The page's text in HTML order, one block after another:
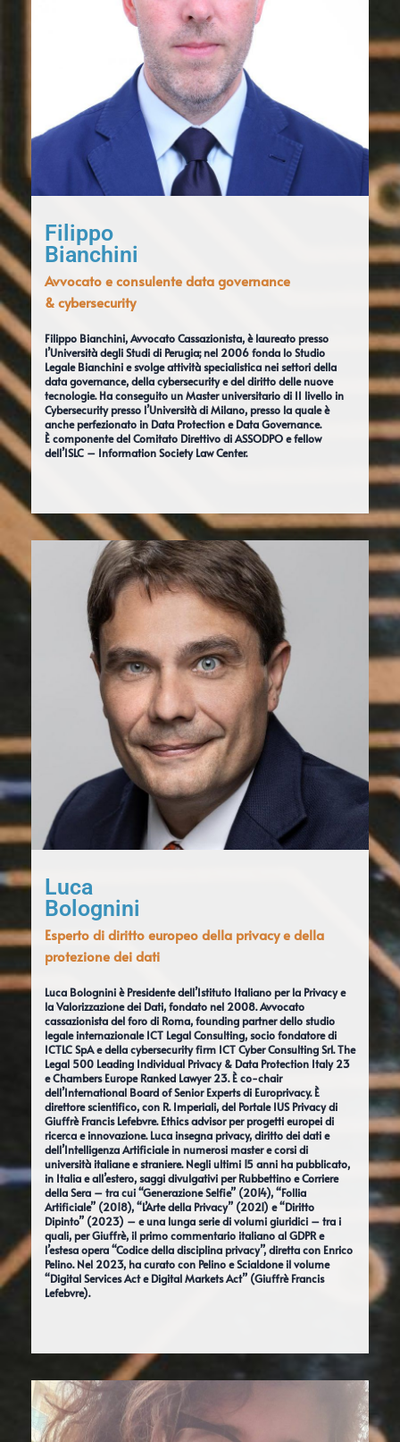
Filippo
Bianchini
Avvocato e consulente data governance
& cybersecurity
Filippo Bianchini, Avvocato Cassazionista, è laureato presso
l’Università degli Studi di Perugia; nel 2006 fonda lo Studio
Legale Bianchini e svolge attività specialistica nei settori della
data governance, della cybersecurity e del diritto delle nuove
tecnologie. Ha conseguito un Master universitario di II livello in
Cybersecurity presso l’Università di Milano, presso la quale è
anche perfezionato in Data Protection e Data Governance.
È componente del Comitato Direttivo di ASSODPO e fellow
dell’ISLC – Information Society Law Center.
Luca
Bolognini
Esperto di diritto europeo della privacy e della
protezione dei dati
Luca Bolognini è Presidente dell’Istituto Italiano per la Privacy e
la Valorizzazione dei Dati, fondato nel 2008. Avvocato
cassazionista del foro di Roma, founding partner dello studio
legale internazionale ICT Legal Consulting, socio fondatore di
ICTLC SpA e della cybersecurity firm ICT Cyber Consulting Srl. The
Legal 500 Leading Individual Privacy & Data Protection Italy 23
e Chambers Europe Ranked Lawyer 23. È co-chair
dell’International Board of Senior Experts di Europrivacy. È
direttore scientifico, con R. Imperiali, del Portale IUS Privacy di
Giuffrè Francis Lefebvre. Ethics advisor per progetti europei di
ricerca e innovazione. Luca insegna privacy, diritto dei dati e
dell’Intelligenza Artificiale in numerosi master e corsi di
università italiane e straniere. Negli ultimi 15 anni ha pubblicato,
in Italia e all’estero, saggi divulgativi per Rubbettino e Corriere
della Sera – tra cui “Generazione Selfie” (2014), “Follia
Artificiale” (2018), “L’Arte della Privacy” (2021) e “Diritto
Dipinto” (2023) – e una lunga serie di volumi giuridici – tra i
quali, per Giuffrè, il primo commentario italiano al GDPR e
l’estesa opera “Codice della disciplina privacy”, diretta con Enrico
Pelino. Nel 2023, ha curato con Pelino e Scialdone il volume
“Digital Services Act e Digital Markets Act” (Giuffrè Francis
Lefebvre).